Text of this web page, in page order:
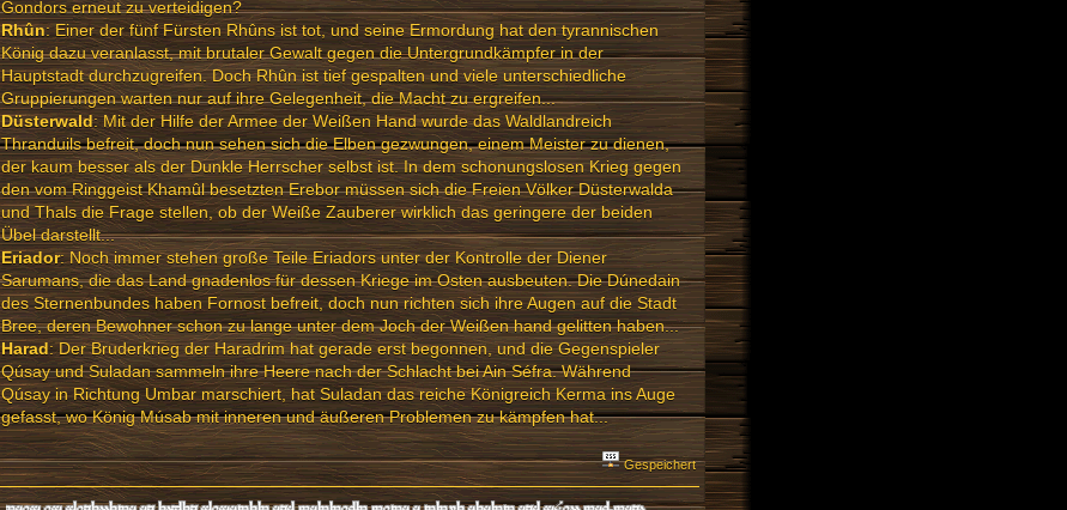
Gondors erneut zu verteidigen?
Rhûn: Einer der fünf Fürsten Rhûns ist tot, und seine Ermordung hat den tyrannischen
König dazu veranlasst, mit brutaler Gewalt gegen die Untergrundkämpfer in der
Hauptstadt durchzugreifen. Doch Rhûn ist tief gespalten und viele unterschiedliche
Gruppierungen warten nur auf ihre Gelegenheit, die Macht zu ergreifen...
Düsterwald: Mit der Hilfe der Armee der Weißen Hand wurde das Waldlandreich
Thranduils befreit, doch nun sehen sich die Elben gezwungen, einem Meister zu dienen,
der kaum besser als der Dunkle Herrscher selbst ist. In dem schonungslosen Krieg gegen
den vom Ringgeist Khamûl besetzten Erebor müssen sich die Freien Völker Düsterwalda
und Thals die Frage stellen, ob der Weiße Zauberer wirklich das geringere der beiden
Übel darstellt...
Eriador: Noch immer stehen große Teile Eriadors unter der Kontrolle der Diener
Sarumans, die das Land gnadenlos für dessen Kriege im Osten ausbeuten. Die Dúnedain
des Sternenbundes haben Fornost befreit, doch nun richten sich ihre Augen auf die Stadt
Bree, deren Bewohner schon zu lange unter dem Joch der Weißen hand gelitten haben...
Harad: Der Bruderkrieg der Haradrim hat gerade erst begonnen, und die Gegenspieler
Qúsay und Suladan sammeln ihre Heere nach der Schlacht bei Ain Séfra. Während
Qúsay in Richtung Umbar marschiert, hat Suladan das reiche Königreich Kerma ins Auge
gefasst, wo König Músab mit inneren und äußeren Problemen zu kämpfen hat...
Gespeichert